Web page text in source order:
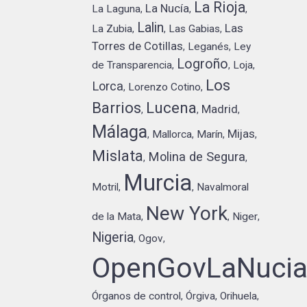
La Laguna, La Nucía, La Rioja,
La Zubia, Lalin, Las Gabias, Las
Torres de Cotillas, Leganés, Ley
de Transparencia, Logroño, Loja,
Lorca, Lorenzo Cotino, Los
Barrios, Lucena, Madrid,
Málaga, Mallorca, Marín, Mijas,
Mislata, Molina de Segura,
Motril, Murcia, Navalmoral
de la Mata, New York, Niger,
Nigeria,Ogov,
Órganos de control,Órgiva,Orihuela,